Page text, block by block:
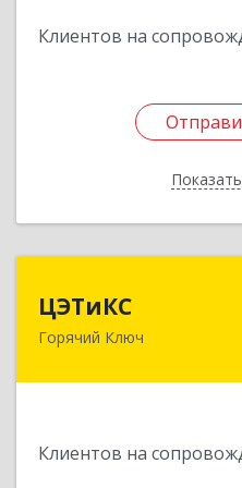
Клиентов на
ЦЭТиКС
Горячий Ключ
Клиентов на
353290,